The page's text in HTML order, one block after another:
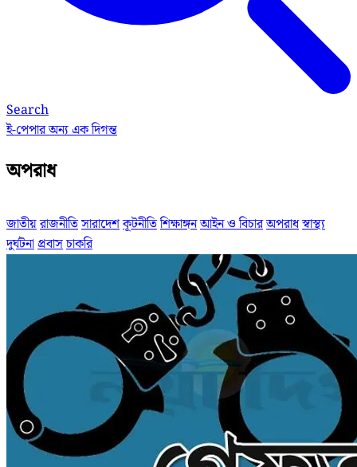
Search
ই-পেপারঅন্য এক দিগন্ত
অপরাধ
জাতীয়রাজনীতিসারাদেশকূটনীতিশিক্ষাঙ্গনআইন ও বিচারঅপরাধস্বাস্থ্য
দুর্ঘটনাপ্রবাসচাকরি